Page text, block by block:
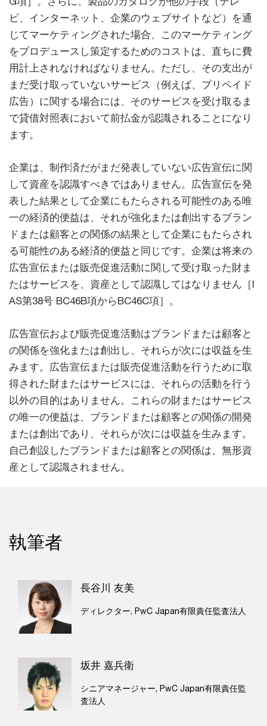
ビ、インターネット、企業のウェブサイトなど）を通
じてマーケティングされた場合、このマーケティング
をプロデュースし策定するためのコストは、直ちに費
用計上されなければなりません。ただし、その支出が
まだ受け取っていないサービス（例えば、プリペイド
広告）に関する場合には、そのサービスを受け取るま
で貸借対照表において前払金が認識されることになり
ます。
企業は、制作済だがまだ発表していない広告宣伝に関
して資産を認識すべきではありません。広告宣伝を発
表した結果として企業にもたらされる可能性のある唯
一の経済的便益は、それが強化または創出するブラン
ドまたは顧客との関係の結果として企業にもたらされ
る可能性のある経済的便益と同じです。企業は将来の
広告宣伝または販売促進活動に関して受け取った財ま
たはサービスを、資産として認識してはなりません［I
AS第38号 BC46B項からBC46C項］。
広告宣伝および販売促進活動はブランドまたは顧客と
の関係を強化または創出し、それらが次には収益を生
みます。広告宣伝または販売促進活動を行うために取
得された財またはサービスには、それらの活動を行う
以外の目的はありません。これらの財またはサービス
の唯一の便益は、ブランドまたは顧客との関係の開発
または創出であり、それらが次には収益を生みます。
自己創設したブランドまたは顧客との関係は、無形資
産として認識されません。
執筆者
長谷川 友美
ディレクター, PwC Japan有限責任監査法人
坂井 嘉兵衛
シニアマネージャー, PwC Japan有限責任監
査法人